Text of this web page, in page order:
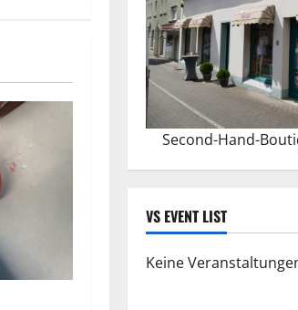
Second-Hand-
VS EVENT LIST
Keine